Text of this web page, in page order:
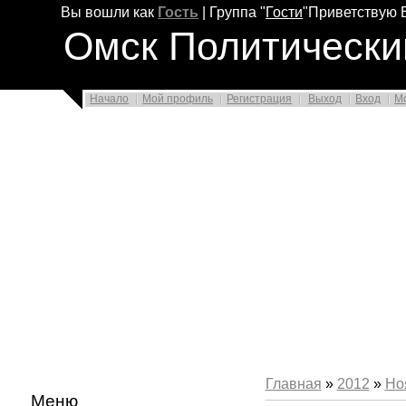
Вы вошли как Гость Группа "Гости"Приветствую
Омск
Начало Мой профиль Регистрация Выход Вход
Меню
Главная » 2012 »